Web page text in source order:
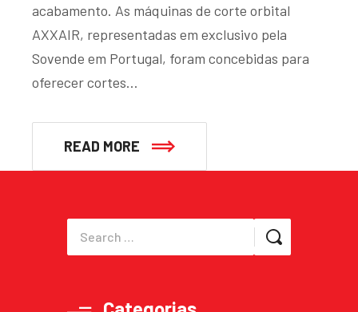
acabamento. As máquinas de corte orbital
AXXAIR, representadas em exclusivo pela
Sovende em Portugal, foram concebidas para
oferecer cortes…
READ MORE